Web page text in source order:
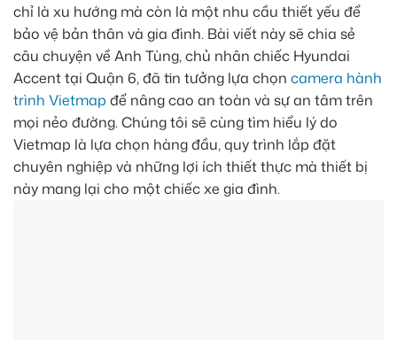
chỉ là xu hướng mà còn là một nhu cầu thiết yếu để
bảo vệ bản thân và gia đình. Bài viết này sẽ chia sẻ
câu chuyện về Anh Tùng, chủ nhân chiếc Hyundai
Accent tại Quận 6, đã tin tưởng lựa chọn camera hành
trình Vietmap để nâng cao an toàn và sự an tâm trên
mọi nẻo đường. Chúng tôi sẽ cùng tìm hiểu lý do
Vietmap là lựa chọn hàng đầu, quy trình lắp đặt
chuyên nghiệp và những lợi ích thiết thực mà thiết bị
này mang lại cho một chiếc xe gia đình.